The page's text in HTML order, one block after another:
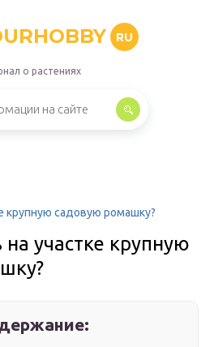
RU
о растениях
крупную садовую ромашку?
на участке крупную